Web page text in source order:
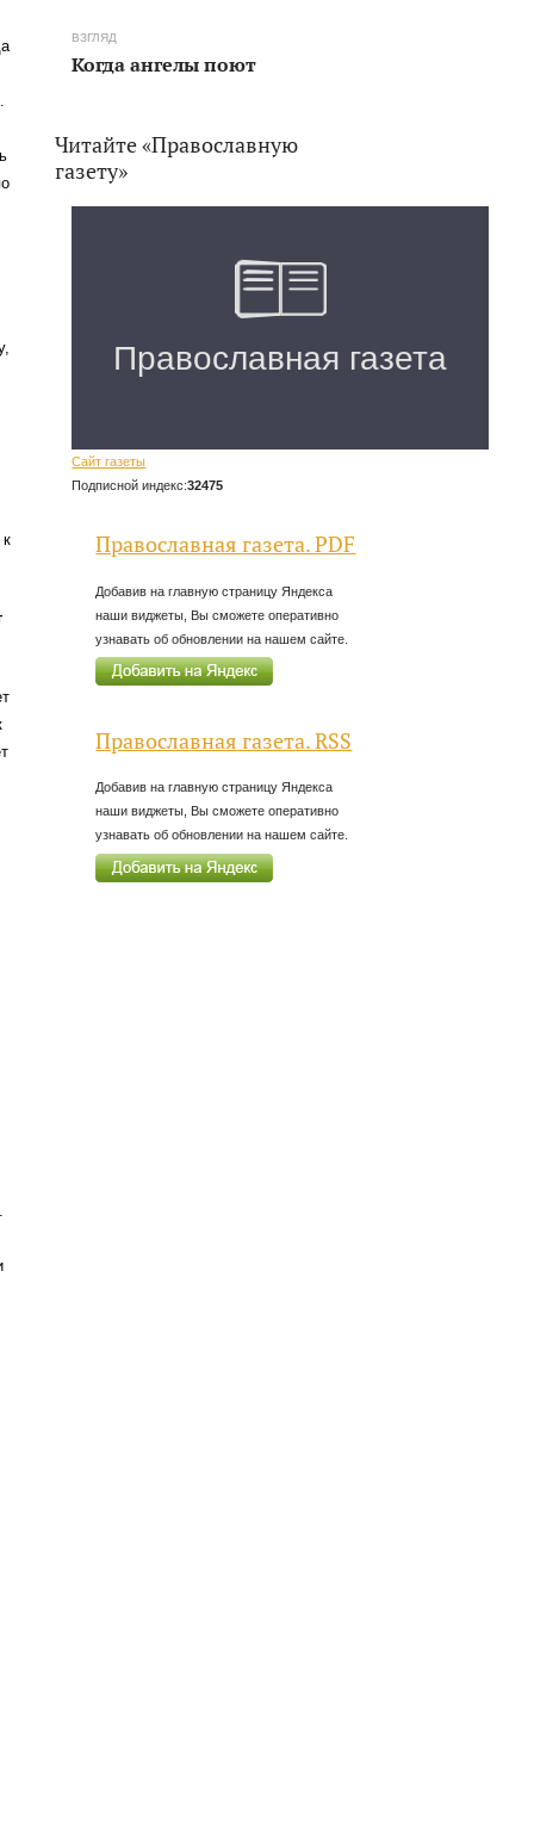
ВЗГЛЯД
Когда ангелы поют
Читайте «Православную
газету»
Сайт газеты
Подписной индекс:32475
Православная газета. PDF
Добавив на главную страницу Яндекса
наши виджеты, Вы сможете оперативно
узнавать об обновлении на нашем сайте.
Православная газета. RSS
Добавив на главную страницу Яндекса
наши виджеты, Вы сможете оперативно
узнавать об обновлении на нашем сайте.